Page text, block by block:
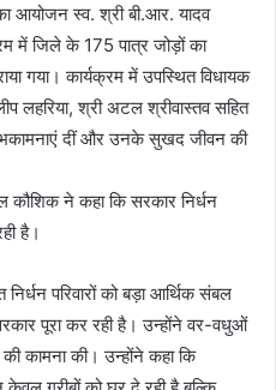
आयोजन स्व. श्री बी.आर. यादव
में जिले के 175 पात्र जोड़ों का
गया। कार्यक्रम में उपस्थित विधायक
लहरिया, श्री अटल श्रीवास्तव सहित
दीं और उनके सुखद जीवन की
कौशिक ने कहा कि सरकार निर्धन
है।
परिवारों को बड़ा आर्थिक संबल
पूरा कर रही है। उन्होंने वर-वधुओं
कामना की। उन्होंने कहा कि